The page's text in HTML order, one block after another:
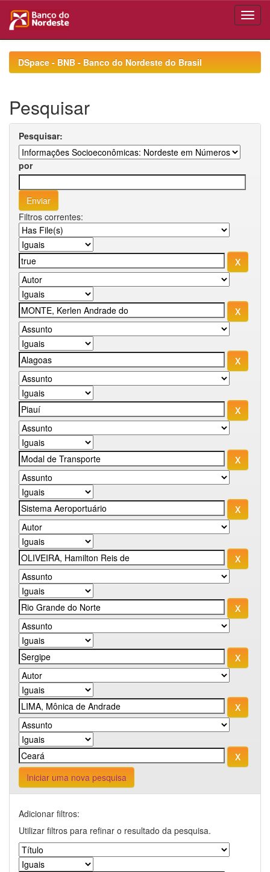
navigationDSpace - BNB - Banco do Nordeste do Brasil
Pesquisar
Pesquisar:
por
Filtros correntes:
Iniciar uma nova pesquisa
Adicionar filtros:
Utilizar filtros para refinar o resultado da pesquisa.